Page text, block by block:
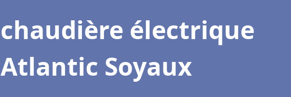
chaudière électrique
Atlantic Soyaux